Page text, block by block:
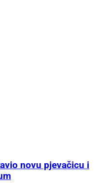
novu pjevačicu i